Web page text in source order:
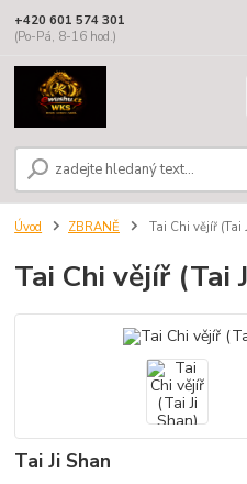
+420 601 574 301
(Po-Pá, 8-16 hod.)
Úvod ZBRANĚ Tai Chi vějíř (Tai
Tai Chi vějíř (Tai
Tai Ji Shan